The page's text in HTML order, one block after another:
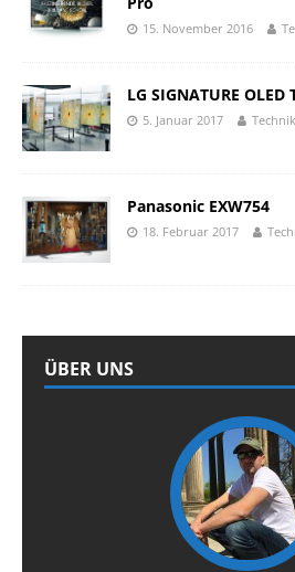
15. November 2016
LG SIGNATURE OLED
5. Januar 2017
Panasonic EXW754
18. Februar 2017
ÜBER UNS